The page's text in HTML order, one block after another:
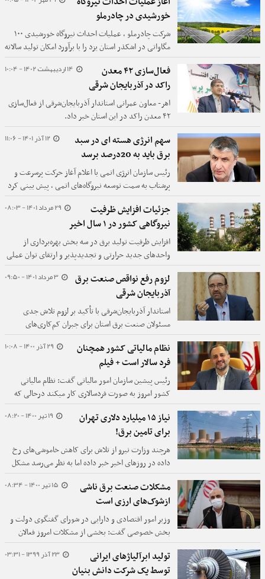
است.
خورشیدی در چادرملو
شرکت چادرملو ، عملیات احداث نیروگاه خورشیدی ۱۰۰
مگاواتی در اشکذر استان یزد را با برآورد امکان تولید سالانه
بیش از ۱۹۰ میلیون کیلووات ساعت برق آغاز کرد.
14 اردیبهشت 1402 - 10:04
فعال‌سازی ۴۲ معدن
راکد در آذربایجان شرقی
اهر- معاون عمرانی استاندار آذربایجان‌شرقی از فعال‌سازی
۴۲ معدن راکد در این استان خبر داد.
12 آذر 1401 - 11:06
سهم انرژی هسته ای در سبد
برق باید به 20درصد برسد
رئیس سازمان انرژی اتمی با اعلام آغاز حرکت پرسرعت و
پرشتاب به‌ سمت توسعه نیروگاه‌های اتمی ، پیش بینی کرد
سهم انرژی هسته‌ای در سبد برق به ۲۰ درصد خواهد
رسید.
29 مرداد 1401 - 08:03
جزئیات افزایش ظرفیت
نیروگاهی کشور در ۱ سال اخیر
افزایش ظرفیت تولید برق در سه بخش بهره‌برداری از
واحدهای جدید حرارتی و تجدیدپذیر و ارتقای توان عملی
واحدهای موجود حرارتی در یک‌سال اول دولت سیزدهم
پیگیری شد و در سال اول، دو برابر متوسط آمار ۸ ساله
دولت تدبیر و امید، به ظرفیت تولید برق کشور افزوده
شد.
3 مرداد 1401 - 09:50
لزوم رفع نواقص صنعت برق
آذربایجان شرقی
استاندار آذربایجان‌شرقی با تأکید بر لزوم تلاش جدی
مسئولان صنعت برق استان برای جبران کم‌کاری‌های
گذشته در حوزه تولید و رفع نواقص این بخش، از صنایع
بزرگ و پرمصرف هم خواست تا برای تأمین برق مورد نیاز
خود و کمک به تأمین بخشی از برق مصرفی استان به دنبال
احداث نیروگاه‌های مقیاس کوچک باشند.
29 آذر 1400 - 10:08
نظام مالیاتی کشور همچنان
فرد سالار است + فیلم
رئیس پیشین سازمان امور مالیاتی گفت: نظام مالیاتی
کشور امروز به صورت فردسالاری کار میکند درحالی که
قرار بود از سالها قبل نظام مالیات ستانی مدرن شکل
بگیرد.
19 تیر 1400 - 08:20
نیاز ۱۵ میلیارد دلاری تهران
برای تامین برق!
هرچند وزارت نیرو از تلاش برای کاهش خاموشی‌های رخ
داده در روزهای اخیر خبر داده اما به نظر می‌رسد مشکل
کمبود ظرفیت تولید برق در ایران، چالشی بسیار پیچیده و
گسترده‌تر از یک بحران کوتاه مدت است.15 تیر 1400 - 08:34
مشکلات صنعت برق ناشی
ازشوک‌های ارزی است
وزیر امور اقتصادی و دارایی در شورای گفتگوی دولت و
بخش خصوصی گفت: بخشی از مشکلات امروز فعالان
صنعت برق به دلیل شوک‌های ارزی سال‌های گذشته است.
23 آذر 1399 - 03:31
تولید ابرآلیاژهای ایرانی
توسط یک شرکت دانش بنیان